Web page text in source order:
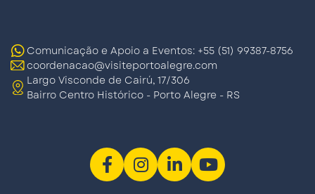
Comunicação e Apoio a Eventos: +55 (51) 99387-8756
coordenacao@visiteportoalegre.com
Largo Visconde de Cairú, 17/306
Bairro Centro Histórico - Porto Alegre - RS